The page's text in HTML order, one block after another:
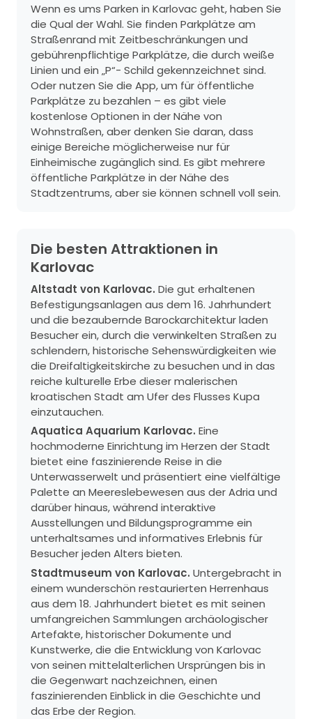
Wenn es ums Parken in Karlovac geht, haben Sie
die Qual der Wahl. Sie finden Parkplätze am
Straßenrand mit Zeitbeschränkungen und
gebührenpflichtige Parkplätze, die durch weiße
Linien und ein „P“- Schild gekennzeichnet sind.
Oder nutzen Sie die App, um für öffentliche
Parkplätze zu bezahlen – es gibt viele
kostenlose Optionen in der Nähe von
Wohnstraßen, aber denken Sie daran, dass
einige Bereiche möglicherweise nur für
Einheimische zugänglich sind. Es gibt mehrere
öffentliche Parkplätze in der Nähe des
Stadtzentrums, aber sie können schnell voll sein.
Die besten Attraktionen in
Karlovac
Altstadt von Karlovac. Die gut erhaltenen
Befestigungsanlagen aus dem 16. Jahrhundert
und die bezaubernde Barockarchitektur laden
Besucher ein, durch die verwinkelten Straßen zu
schlendern, historische Sehenswürdigkeiten wie
die Dreifaltigkeitskirche zu besuchen und in das
reiche kulturelle Erbe dieser malerischen
kroatischen Stadt am Ufer des Flusses Kupa
einzutauchen.
Aquatica Aquarium Karlovac. Eine
hochmoderne Einrichtung im Herzen der Stadt
bietet eine faszinierende Reise in die
Unterwasserwelt und präsentiert eine vielfältige
Palette an Meereslebewesen aus der Adria und
darüber hinaus, während interaktive
Ausstellungen und Bildungsprogramme ein
unterhaltsames und informatives Erlebnis für
Besucher jeden Alters bieten.
Stadtmuseum von Karlovac. Untergebracht in
einem wunderschön restaurierten Herrenhaus
aus dem 18. Jahrhundert bietet es mit seinen
umfangreichen Sammlungen archäologischer
Artefakte, historischer Dokumente und
Kunstwerke, die die Entwicklung von Karlovac
von seinen mittelalterlichen Ursprüngen bis in
die Gegenwart nachzeichnen, einen
faszinierenden Einblick in die Geschichte und
das Erbe der Region.